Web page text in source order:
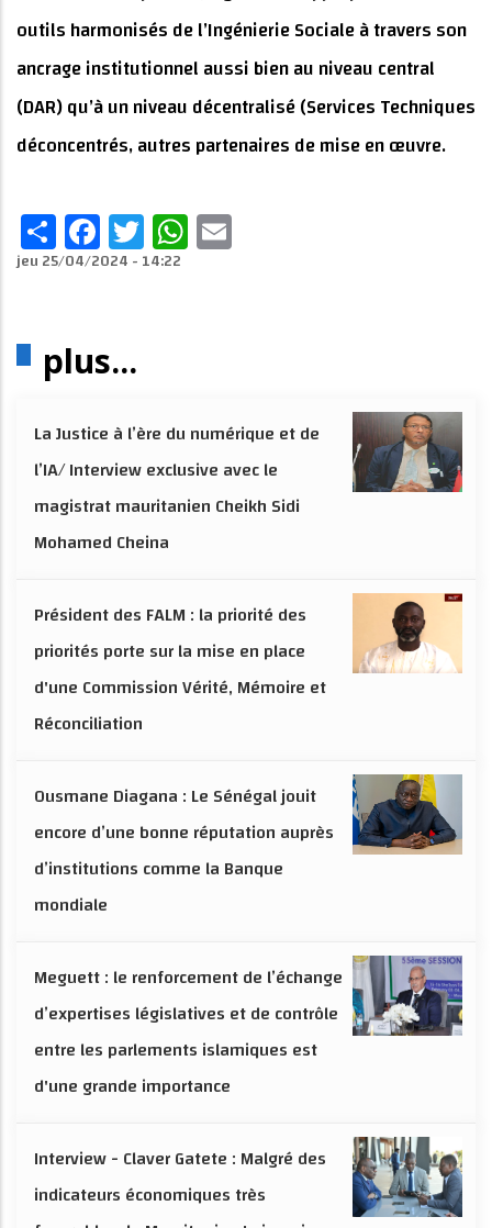
outils harmonisés de l’Ingénierie Sociale à travers son
ancrage institutionnel aussi bien au niveau central
(DAR) qu’à un niveau décentralisé (Services Techniques
déconcentrés, autres partenaires de mise en œuvre.
ShareFacebook
TwitterWhatsApp
jeu 25/04/2024 - 14:22
plus...
La Justice à l’ère du numérique et de
l’IA/ Interview exclusive avec le
magistrat mauritanien Cheikh Sidi
Mohamed Cheina
Président des FALM : la priorité des
priorités porte sur la mise en place
d'une Commission Vérité, Mémoire et
Réconciliation
Ousmane Diagana : Le Sénégal jouit
encore d’une bonne réputation auprès
d’institutions comme la Banque
mondiale
Meguett : le renforcement de l’échange
d’expertises législatives et de contrôle
entre les parlements islamiques est
d'une grande importance
Interview - Claver Gatete : Malgré des
indicateurs économiques très